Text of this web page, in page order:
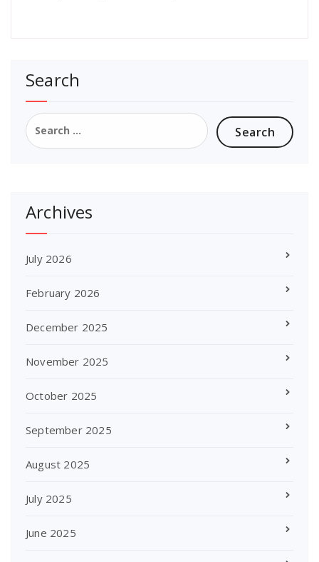
Search
Search
for:
Archives
July 2026
February 2026
December 2025
November 2025
October 2025
September 2025
August 2025
July 2025
June 2025